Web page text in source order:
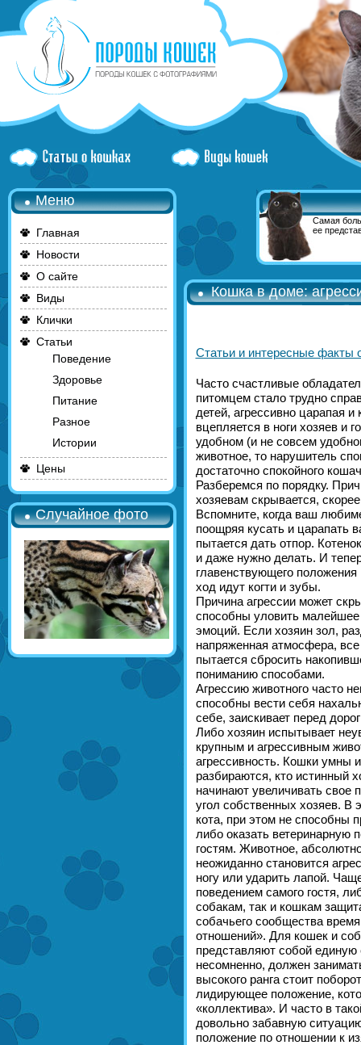
Меню
Главная
Новости
О сайте
Виды
Клички
Статьи
Поведение
Здоровье
Питание
Разное
Истории
Цены
Случайное фото
Самая
ее
Кошка в доме:
Статьи и интересные факты
Часто счастливые
питомцем стало трудно
детей, агрессивно царапая
вцепляется в ноги хозяев и
удобном (и не совсем
животное, то нарушитель
достаточно спокойного
Разберемся по порядку.
хозяевам скрывается,
Вспомните, когда ваш
поощряя кусать и царапать
пытается дать отпор.
и даже нужно делать. И
главенствующего
ход идут когти и зубы.
Причина агрессии может
способны уловить малейшее
эмоций. Если хозяин зол,
напряженная атмосфера,
пытается сбросить
пониманию способами.
Агрессию животного часто
способны вести себя
себе, заискивает перед
Либо хозяин испытывает
крупным и агрессивным
агрессивность. Кошки умны
разбираются, кто истинный
начинают увеличивать свое
угол собственных хозяев. В
кота, при этом не способны
либо оказать ветеринарную
гостям. Животное,
неожиданно становится
ногу или ударить лапой.
поведением самого гостя,
собакам, так и кошкам
собачьего сообщества
отношений». Для кошек и
представляют собой
несомненно, должен
высокого ранга стоит
лидирующее положение,
«коллектива». И часто в
довольно забавную
положение по отношении к